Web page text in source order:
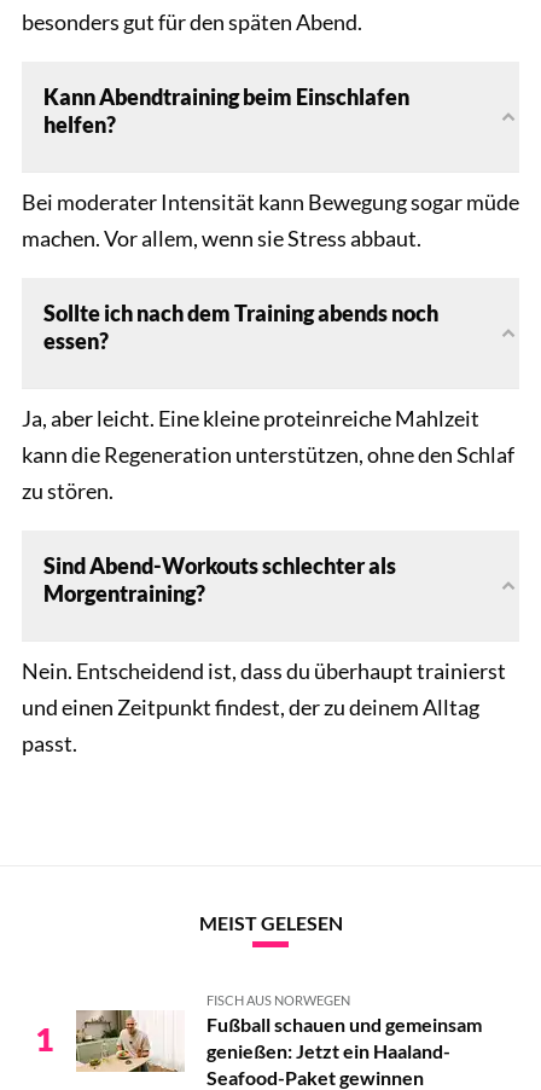
besonders gut für den späten Abend.
Kann Abendtraining beim Einschlafen
helfen?
Bei moderater Intensität kann Bewegung sogar müde
machen. Vor allem, wenn sie Stress abbaut.
Sollte ich nach dem Training abends noch
essen?
Ja, aber leicht. Eine kleine proteinreiche Mahlzeit
kann die Regeneration unterstützen, ohne den Schlaf
zu stören.
Sind Abend-Workouts schlechter als
Morgentraining?
Nein. Entscheidend ist, dass du überhaupt trainierst
und einen Zeitpunkt findest, der zu deinem Alltag
passt.
MEIST GELESEN
1
FISCH AUS NORWEGEN
Fußball schauen und gemeinsam
genießen: Jetzt ein Haaland-
Seafood-Paket gewinnen